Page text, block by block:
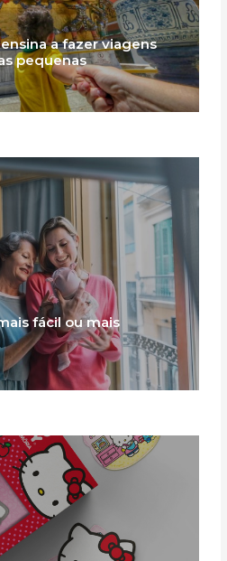
a fazer viagens
pequenas
fácil ou mais